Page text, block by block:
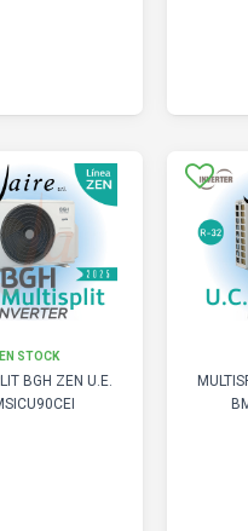
EN STOCK
BGH ZEN U.E.